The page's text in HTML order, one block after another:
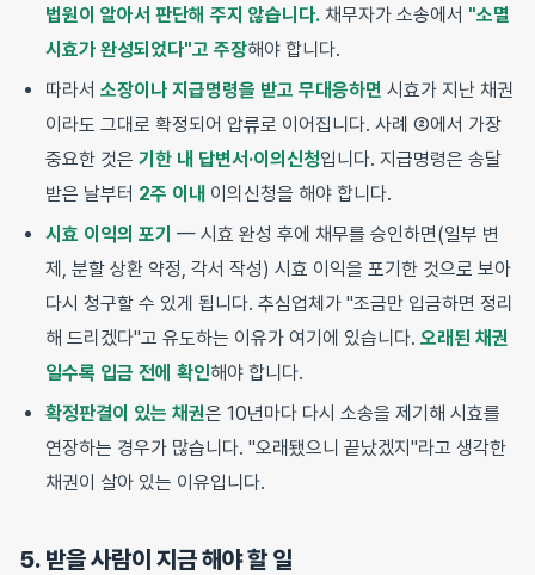
법원이 알아서 판단해 주지 않습니다. 채무자가 소송에서 "소멸
시효가 완성되었다"고 주장해야 합니다.
따라서 소장이나 지급명령을 받고 무대응하면 시효가 지난 채권
이라도 그대로 확정되어 압류로 이어집니다. 사례 ②에서 가장
중요한 것은 기한 내 답변서·이의신청입니다. 지급명령은 송달
받은 날부터 2주 이내 이의신청을 해야 합니다.
시효 이익의 포기 — 시효 완성 후에 채무를 승인하면(일부 변
제, 분할 상환 약정, 각서 작성) 시효 이익을 포기한 것으로 보아
다시 청구할 수 있게 됩니다. 추심업체가 "조금만 입금하면 정리
해 드리겠다"고 유도하는 이유가 여기에 있습니다. 오래된 채권
일수록 입금 전에 확인해야 합니다.
확정판결이 있는 채권은 10년마다 다시 소송을 제기해 시효를
연장하는 경우가 많습니다. "오래됐으니 끝났겠지"라고 생각한
채권이 살아 있는 이유입니다.
5. 받을 사람이 지금 해야 할 일